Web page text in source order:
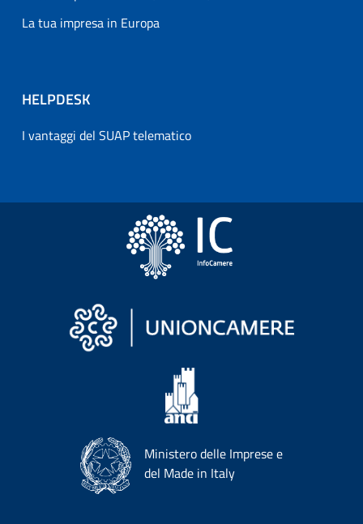
La tua impresa in Europa
HELPDESK
I vantaggi del SUAP telematico
Ministero delle Imprese e
del Made in Italy